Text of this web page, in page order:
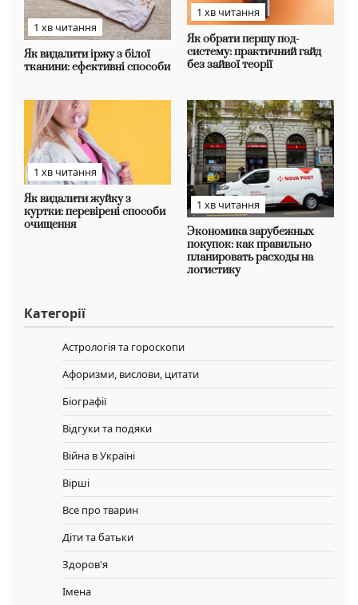
1 хв читання
Як видалити іржу з білої
тканини: ефективні способи
1 хв читання
Як обрати першу под-
систему: практичний гайд
без зайвої теорії
1 хв читання
Як видалити жуйку з
куртки: перевірені способи
очищення
1 хв читання
Экономика зарубежных
покупок: как правильно
планировать расходы на
логистику
Категорії
Астрологія та гороскопи
Афоризми, вислови, цитати
Біографії
Відгуки та подяки
Війна в Україні
Вірші
Все про тварин
Діти та батьки
Здоров'я
Імена